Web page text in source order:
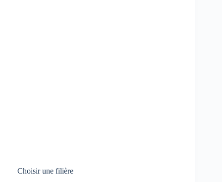
Choisir une filière